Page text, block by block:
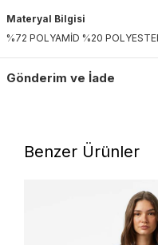
Materyal Bilgisi
%72 POLYAMİD %20
Gönderim ve İade
Benzer Ürünler